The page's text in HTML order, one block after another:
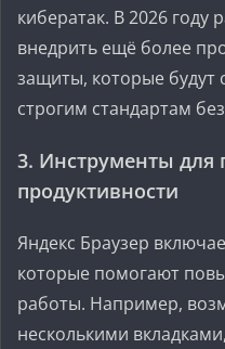
кибератак. В 2026 году
внедрить ещё более
защиты, которые будут
строгим стандартам
3. Инструменты
продуктивности
Яндекс Браузер
которые помогают
работы. Например,
несколькими